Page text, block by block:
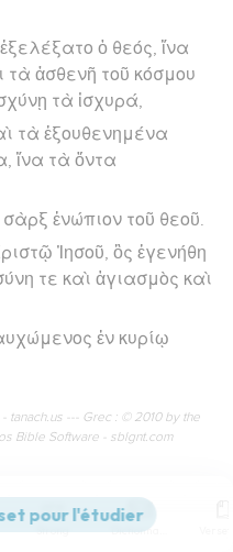
ὁ θεός, ἵνα
τὰ ἀσθενῆ τοῦ κόσμου
τὰ ἰσχυρά,
τὰ ἐξουθενημένα
ἵνα τὰ ὄντα
ἐνώπιον τοῦ θεοῦ.
Ἰησοῦ, ὃς ἐγενήθη
τε καὶ ἁγιασμὸς καὶ
ἐν κυρίῳ
tanach.us --- Grec : © 2010 by the
Bible Software - sblgnt.com
Strong